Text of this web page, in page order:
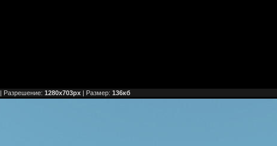
| Разрешение: 1280x703px | Размер: 136кб